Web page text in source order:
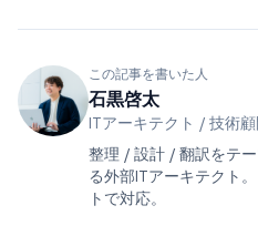
この記事を書いた人
石黒啓太
ITアーキテクト / 技術
整理 / 設計 / 翻訳をテ
る外部ITアーキテクト
トで対応。